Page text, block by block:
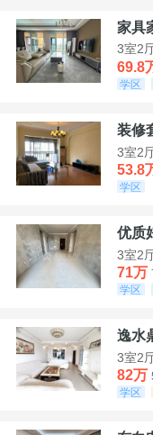
家具
3室2
69.8
学区
装修
3室2
53.8
学区
优质
3室2
71万
学区
逸水
3室2
82万
学区